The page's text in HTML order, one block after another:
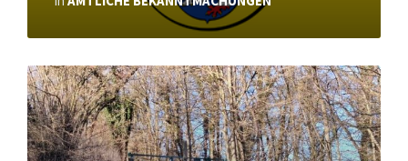
Read
More